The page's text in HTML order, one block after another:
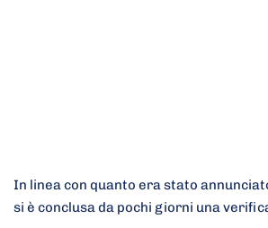
In linea con quanto era stato
si è conclusa da pochi giorni una